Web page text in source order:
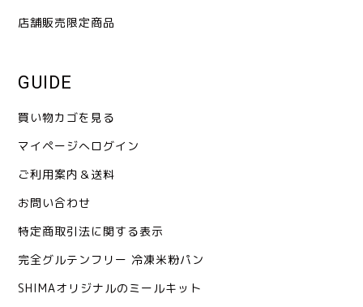
店舗販売限定商品
GUIDE
買い物カゴを見る
マイページへログイン
ご利用案内＆送料
お問い合わせ
特定商取引法に関する表示
完全グルテンフリー 冷凍米粉パン
SHIMAオリジナルのミールキット